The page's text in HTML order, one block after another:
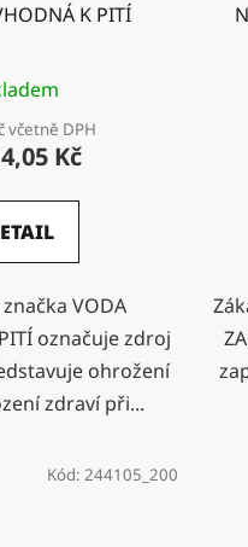
K PITÍ
včetně DPH
Kč
VODA
označuje zdroj
ohrožení
zdraví při...
Kód: 244105_200